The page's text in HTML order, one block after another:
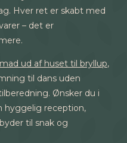
Hver ret er skabt med
– det er
mad ud af huset til bryllup,
til dans uden
Ønsker du i
hyggelig reception,
til snak og